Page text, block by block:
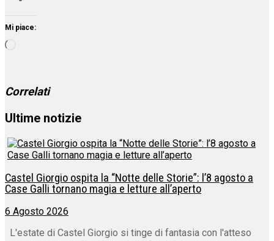
Mi piace:
Correlati
Ultime notizie
Castel Giorgio ospita la “Notte delle Storie”: l’8 agosto a
Case Galli tornano magia e letture all’aperto
6 Agosto 2026
L'estate di Castel Giorgio si tinge di fantasia con l'atteso